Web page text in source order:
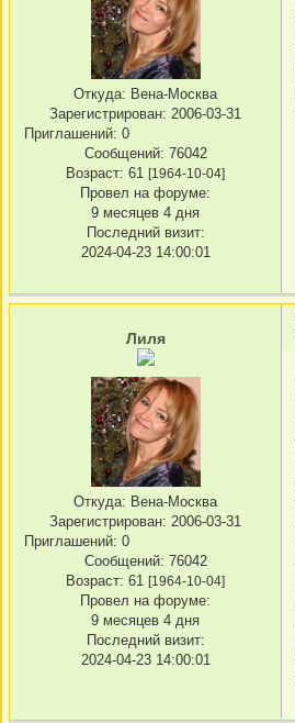
Откуда: Вена-Москва
Зарегистрирован: 2006-03-31
Приглашений: 0
Сообщений: 76042
Возраст: 61 [1964-10-04]
Провел на форуме:
9 месяцев 4 дня
Последний визит:
2024-04-23 14:00:01
Лиля
Откуда: Вена-Москва
Зарегистрирован: 2006-03-31
Приглашений: 0
Сообщений: 76042
Возраст: 61 [1964-10-04]
Провел на форуме:
9 месяцев 4 дня
Последний визит:
2024-04-23 14:00:01